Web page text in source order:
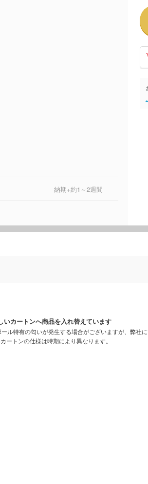
納期+約1～2週間
いカートンへ商品を入れ替えています
ル特有の匂いが発生する場合がございますが、弊社
ートンの仕様は時期により異なります。